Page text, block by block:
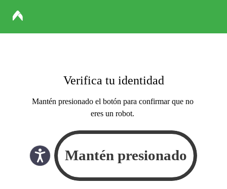
Verifica tu identidad
Mantén presionado el botón para confirmar que no
eres un robot.